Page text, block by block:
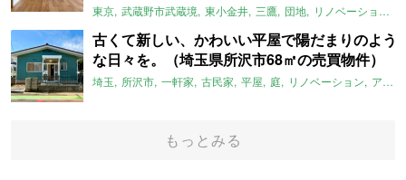
東京 武蔵野市武蔵境 東小金井 三鷹 団地 リノベーション
古くて新しい、かわいい平屋で陽だまりのよう
な日々を。（埼玉県所沢市68㎡の売買物件）
埼玉 所沢市 一軒家 古民家 平屋 庭 リノベーション アメリカンハウス
もっとみる